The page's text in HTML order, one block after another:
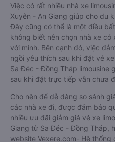
Việc có rất nhiều nhà xe
Xuyên - An Giang giúp cho du
Đây cũng có thể là một điều
không biết nên chọn nhà xe có
với mình. Bên cạnh đó, việc
ngồi yêu thích sau khi đặt vé
Sa Đéc - Đồng Tháp limousine
sau khi đặt trực tiếp vẫn chưa
Cho nên để dễ dàng so sánh
các nhà xe đi, được đảm bảo
nhiều ưu đãi giảm giá vé xe
Giang từ Sa Đéc - Đồng Tháp,
website Vexere.com- Hệ thống